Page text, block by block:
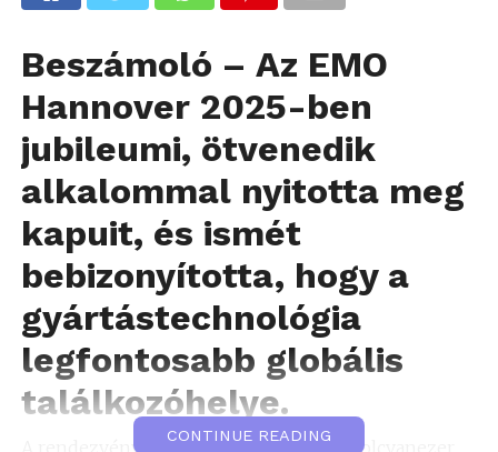
Beszámoló – Az EMO
Hannover 2025-ben
jubileumi, ötvenedik
alkalommal nyitotta meg
kapuit, és ismét
bebizonyította, hogy a
gyártástechnológia
legfontosabb globális
találkozóhelye.
A rendezvény öt napja alatt mintegy nyolcvanezer
CONTINUE READING